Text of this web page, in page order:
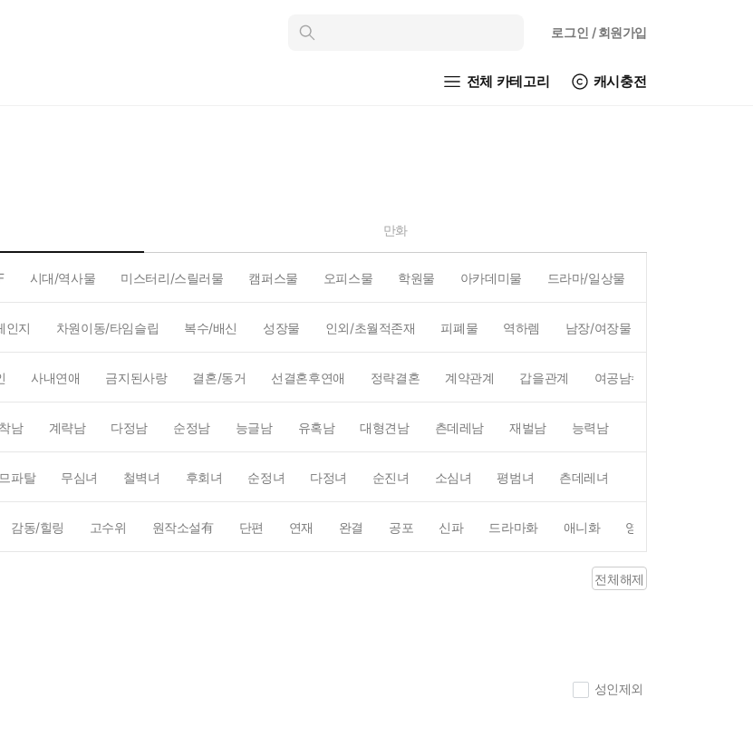
인
로그인 / 회원가입
전체 카테고리 캐시충전
만화
시대/역사물 미스터리/스릴러물 캠퍼스물 오피스물 학원물 아카데미물 드라마/일상물
인지 차원이동/타임슬립 복수/배신 성장물 인외/초월적존재 피폐물 역하렘 남장/여장물
사내연애 금지된사랑 결혼/동거 선결혼후연애 정략결혼 계약관계 갑을관계 여공남수
남 계략남 다정남 순정남 능글남 유혹남 대형견남 츤데레남 재벌남 능력남
파탈 무심녀 철벽녀 후회녀 순정녀 다정녀 순진녀 소심녀 평범녀 츤데레녀
감동/힐링 고수위 원작소설有 단편 연재 완결 공포 신파 드라마화 애니화 영화화
전체해제
성인제외